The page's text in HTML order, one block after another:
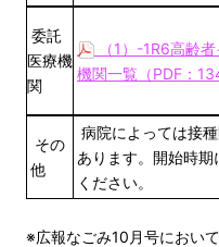
委託
医療機
関
（1）-1R6高齢
機関一覧（PDF：
その
他
病院によっては接
あります。開始時
ください。
※広報なごみ10月号におい